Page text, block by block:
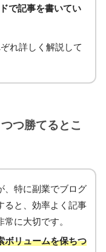
で記事を書いてい
れ詳しく解説して
つ勝てるとこ
、特に副業でブログ
ると、効率よく記事
に大切です。
ボリュームを保ちつ